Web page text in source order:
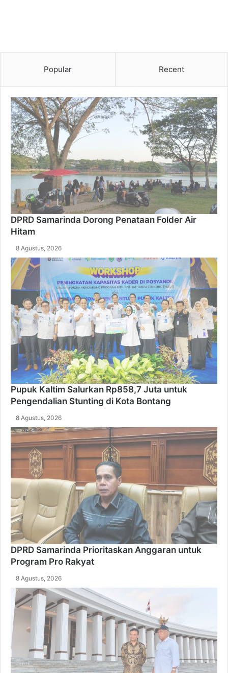
Popular Recent
DPRD Samarinda Dorong Penataan Folder Air
Hitam
8 Agustus, 2026
Pupuk Kaltim Salurkan Rp858,7 Juta untuk
Pengendalian Stunting di Kota Bontang
8 Agustus, 2026
DPRD Samarinda Prioritaskan Anggaran untuk
Program Pro Rakyat
8 Agustus, 2026